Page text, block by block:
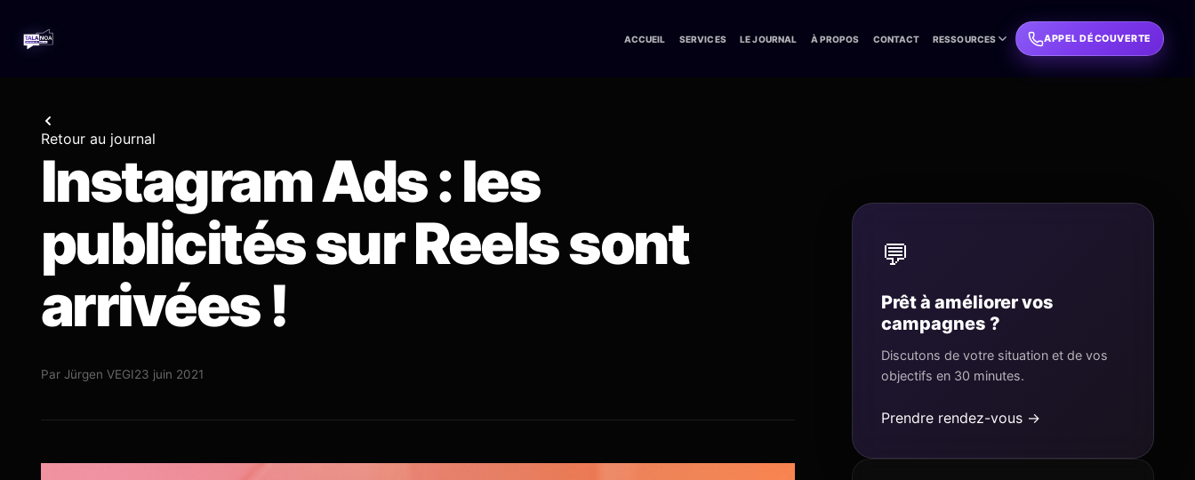
ACCUEIL SERVICES LE JOURNAL À PROPOS CONTACT RESSOURCES APPEL DÉCOUVERTE
Retour au journal
Instagram Ads : les
publicités sur Reels sont
arrivées !
Par Jürgen VEGI23 juin 2021
💬
Prêt à améliorer vos
campagnes ?
Discutons de votre situation et de vos
objectifs en 30 minutes.
Prendre rendez-vous →